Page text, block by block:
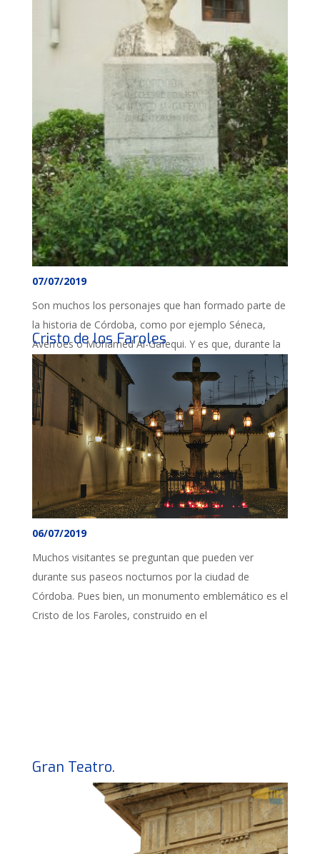
07/07/2019
Son muchos los personajes que han formado parte de
la historia de Córdoba, como por ejemplo Séneca,
Averroes o Mohamed Al-Gafequi. Y es que, durante la
última etapa de la dicta
Cristo de los Faroles
06/07/2019
Muchos visitantes se preguntan que pueden ver
durante sus paseos nocturnos por la ciudad de
Córdoba. Pues bien, un monumento emblemático es el
Cristo de los Faroles, construido en el
Gran Teatro.